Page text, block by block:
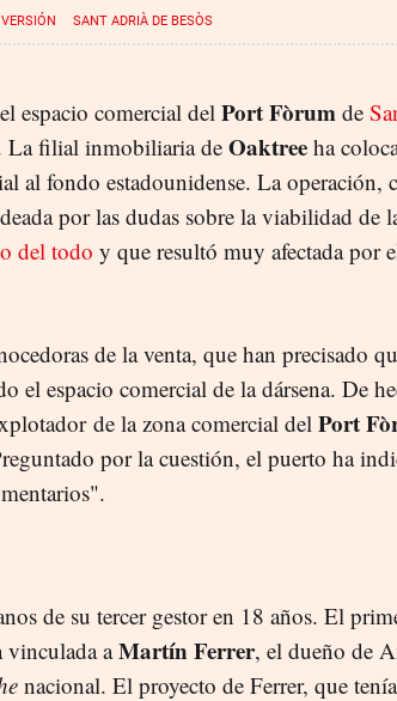
SANT ADRIÀ DE BESÒS
espacio comercial del Port Fòrum de
La filial inmobiliaria deOaktree ha
al fondo estadounidense. La operación,
por las dudas sobre la viabilidad de
del todo y que resultó muy afectada por
de la venta, que han precisado
el espacio comercial de la dársena. De
de la zona comercial del Port
por la cuestión, el puerto ha
de su tercer gestor en 18 años. El
vinculada aMartín Ferrer, el dueño de
nacional. El proyecto de Ferrer, que